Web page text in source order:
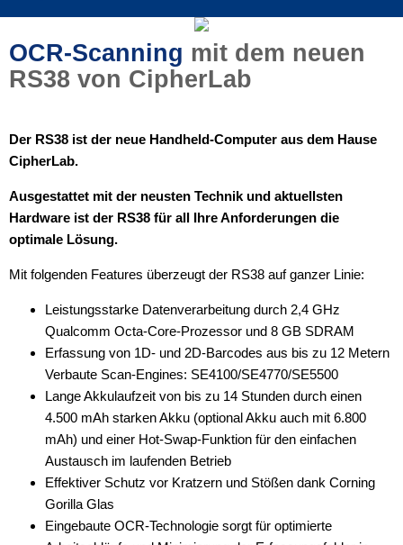
OCR-Scanning mit dem neuen
RS38 von CipherLab
Der RS38 ist der neue Handheld-Computer aus dem Hause
CipherLab.
Ausgestattet mit der neusten Technik und aktuellsten
Hardware ist der RS38 für all Ihre Anforderungen die
optimale Lösung.
Mit folgenden Features überzeugt der RS38 auf ganzer Linie:
Leistungsstarke Datenverarbeitung durch 2,4 GHz
Qualcomm Octa-Core-Prozessor und 8 GB SDRAM
Erfassung von 1D- und 2D-Barcodes aus bis zu 12 Metern
Verbaute Scan-Engines: SE4100/SE4770/SE5500
Lange Akkulaufzeit von bis zu 14 Stunden durch einen
4.500 mAh starken Akku (optional Akku auch mit 6.800
mAh) und einer Hot-Swap-Funktion für den einfachen
Austausch im laufenden Betrieb
Effektiver Schutz vor Kratzern und Stößen dank Corning
Gorilla Glas
Eingebaute OCR-Technologie sorgt für optimierte